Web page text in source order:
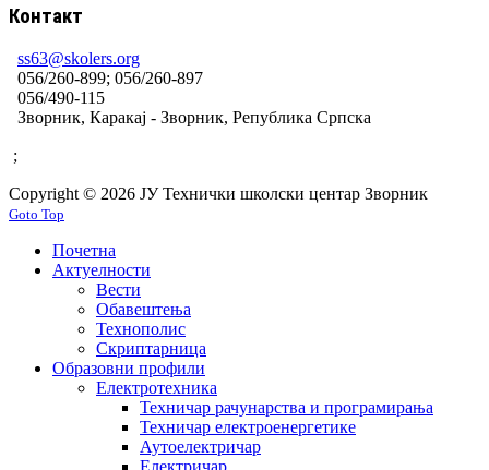
Контакт
ss63@skolers.org
056/260-899; 056/260-897
056/490-115
Зворник, Каракај - Зворник, Република Српска
;
Copyright © 2026 ЈУ Технички школски центар Зворник
Goto Top
Почетна
Актуелности
Вести
Обавештења
Технополис
Скриптарница
Образовни профили
Електротехника
Техничар рачунарства и програмирања
Техничар електроенергетике
Аутоелектричар
Електричар